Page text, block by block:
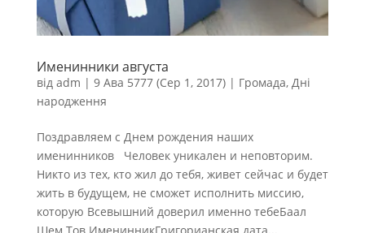
Именинники августа
від adm | 9 Ава 5777 (Сер 1, 2017)| Громада, Дні
народження
Поздравляем с Днем рождения наших
именинников Человек уникален и неповторим.
Никто из тех, кто жил до тебя, живет сейчас и будет
жить в будущем, не сможет исполнить миссию,
которую Всевышний доверил именно тебеБаал
Шем Тов ИменинникГригорианская дата...